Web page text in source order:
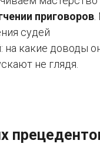
приговоров
судей
какие доводы
не глядя.